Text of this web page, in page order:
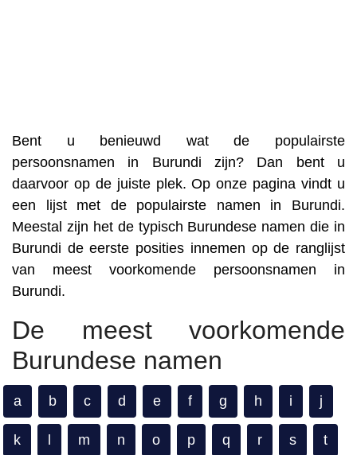
Bent u benieuwd wat de populairste
persoonsnamen in Burundi zijn? Dan bent u
daarvoor op de juiste plek. Op onze pagina vindt u
een lijst met de populairste namen in Burundi.
Meestal zijn het de typisch Burundese namen die in
Burundi de eerste posities innemen op de ranglijst
van meest voorkomende persoonsnamen in
Burundi.
De meest voorkomende
Burundese namen
a b c d e f g h i j
k m n o p q r s t